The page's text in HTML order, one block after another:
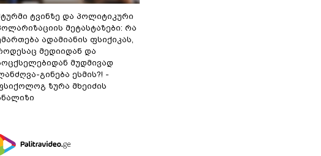
ტვინზე და პოლიტიკური
მეტასტაზები: რა
ადამიანის ფსიქიკას,
მედიიდან და
მუდმივად
გინება ესმის?! -
ზურა მხეიძის